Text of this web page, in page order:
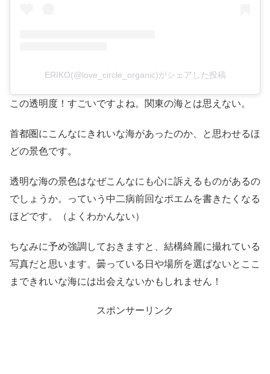
ERIKO(@love_circle_organic)がシェアした投稿
この透明度！すごいですよね。関東の海とは思えない。
首都圏にこんなにきれいな海があったのか、と思わせるほ
どの景色です。
透明な海の景色はなぜこんなにも心に訴えるものがあるの
でしょうか。っていう中二病前回なポエムを書きたくなる
ほどです。（よくわかんない）
ちなみに予め強調しておきますと、結構綺麗に撮れている
写真だと思います。曇っている日や場所を選ばないとここ
まできれいな海には出会えないかもしれません！
スポンサーリンク